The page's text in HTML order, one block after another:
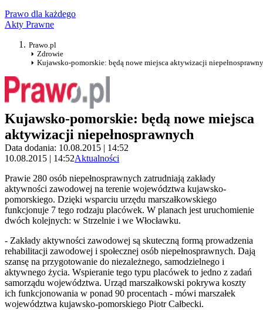
Prawo dla każdego
Akty Prawne
Prawo.pl
Zdrowie
Kujawsko-pomorskie: będą nowe miejsca aktywizacji
Kujawsko-pomorskie: będą nowe miejsca
aktywizacji niepełnosprawnych
Data dodania: 10.08.2015 | 14:52
10.08.2015 | 14:52Aktualności
Prawie 280 osób niepełnosprawnych zatrudniają zakłady
aktywności zawodowej na terenie województwa kujawsko-
pomorskiego. Dzięki wsparciu urzędu marszałkowskiego
funkcjonuje 7 tego rodzaju placówek. W planach jest uruchomienie
dwóch kolejnych: w Strzelnie i we Włocławku.
- Zakłady aktywności zawodowej są skuteczną formą prowadzenia
rehabilitacji zawodowej i społecznej osób niepełnosprawnych. Dają
szansę na przygotowanie do niezależnego, samodzielnego i
aktywnego życia. Wspieranie tego typu placówek to jedno z zadań
samorządu województwa. Urząd marszałkowski pokrywa koszty
ich funkcjonowania w ponad 90 procentach - mówi marszałek
województwa kujawsko-pomorskiego Piotr Całbecki.